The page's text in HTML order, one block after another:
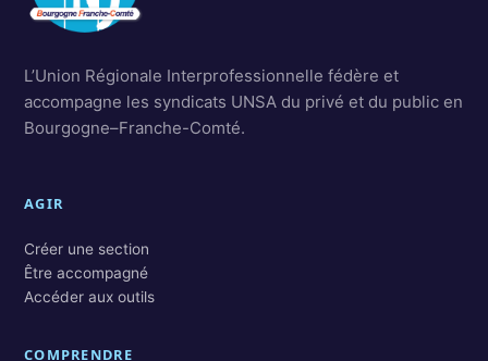
L’Union Régionale Interprofessionnelle fédère et
accompagne les syndicats UNSA du privé et du public en
Bourgogne–Franche-Comté.
AGIR
Créer une section
Être accompagné
Accéder aux outils
COMPRENDRE